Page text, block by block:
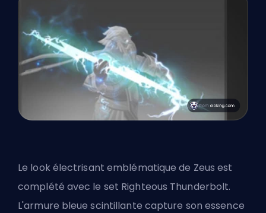
Le look électrisant emblématique de Zeus est
complété avec le set Righteous Thunderbolt.
L'armure bleue scintillante capture son essence